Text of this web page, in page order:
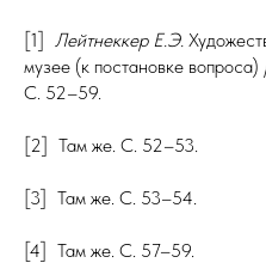
[1] Лейтнеккер Е.Э.
музее (к постановке
С. 52–59.
[2] Там же. С. 52–53.
[3] Там же. С. 53–54.
[4] Там же. С. 57–59.